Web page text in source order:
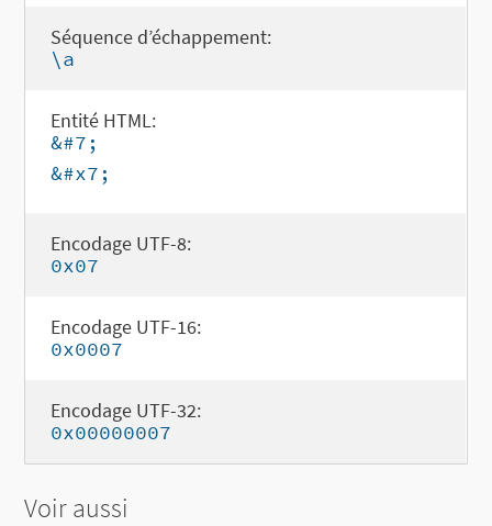
Séquence d’échappement:
\a
Entité HTML:
&#7;
&#x7;
Encodage UTF-8:
0x07
Encodage UTF-16:
0x0007
Encodage UTF-32:
0x00000007
Voir aussi